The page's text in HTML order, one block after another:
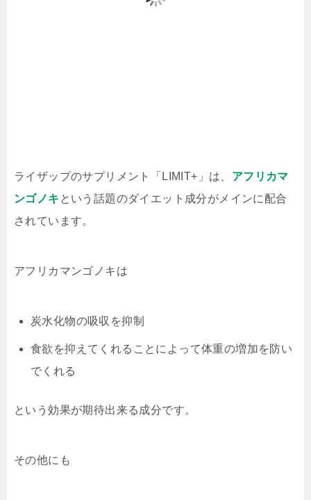
ライザップのサプリメント「LIMIT+」は、 アフリカマ
ンゴノキ という話題のダイエット成分がメインに配合
されています。
アフリカマンゴノキは
炭水化物の吸収を抑制
食欲を抑えてくれることによって体重の増加を防い
でくれる
という効果が期待出来る成分です。
その他にも